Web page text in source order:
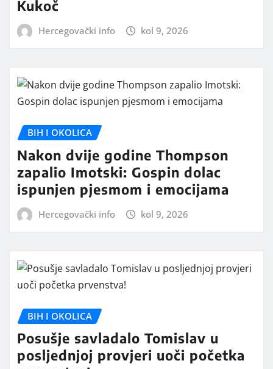
Kukoč
Hercegovački info kol 9, 2026
BIH I OKOLICA
Nakon dvije godine Thompson
zapalio Imotski: Gospin dolac
ispunjen pjesmom i emocijama
Hercegovački info kol 9, 2026
BIH I OKOLICA
Posušje savladalo Tomislav u
posljednjoj provjeri uoči početka